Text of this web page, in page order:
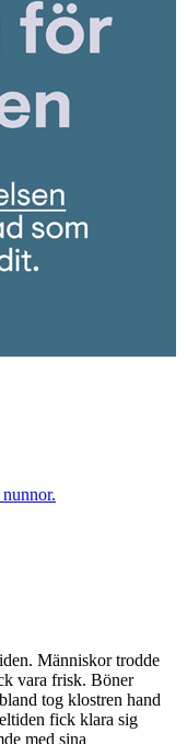
Människor trodde
vara frisk. Böner
tog klostren hand
fick klara sig
med sina